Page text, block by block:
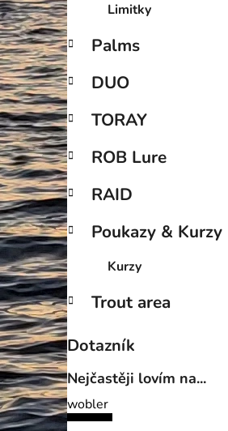
Limitky
Palms
DUO
TORAY
ROB Lure
RAID
Poukazy & Kurzy
Kurzy
Trout area
Dotazník
Nejčastěji lovím na...
wobler